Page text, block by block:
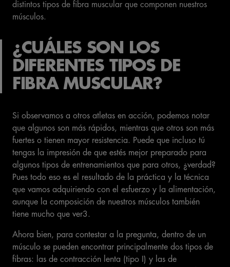
distintos tipos de fibra muscular que componen nuestros
músculos.
¿CUÁLES SON LOS
DIFERENTES TIPOS DE
FIBRA MUSCULAR?
Si observamos a otros atletas en acción, podemos notar
que algunos son más rápidos, mientras que otros son más
fuertes o tienen mayor resistencia. Puede que incluso tú
tengas la impresión de que estés mejor preparado para
algunos tipos de entrenamientos que para otros, ¿verdad?
Pues todo eso es el resultado de la práctica y la técnica
que vamos adquiriendo con el esfuerzo y la alimentación,
aunque la composición de nuestros músculos también
tiene mucho que ver3.
Ahora bien, para contestar a la pregunta, dentro de un
músculo se pueden encontrar principalmente dos tipos de
fibras: las de contracción lenta (tipo I) y las de